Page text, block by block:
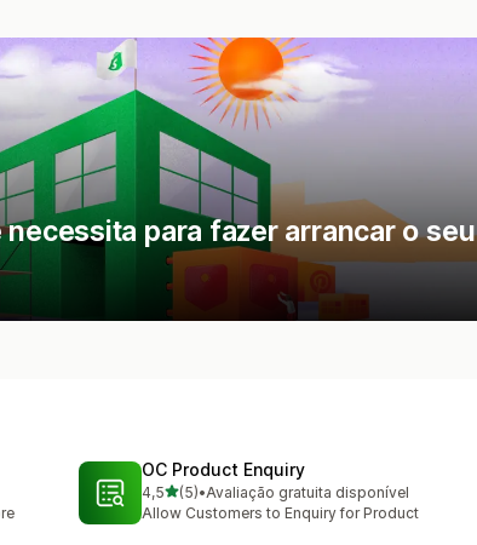
para fazer arrancar o seu
OC Product Enquiry
4,5de 5 estrelas
(5)
5 total de avaliações
•Avaliação gratuita disponível
Allow Customers to Enquiry for Product